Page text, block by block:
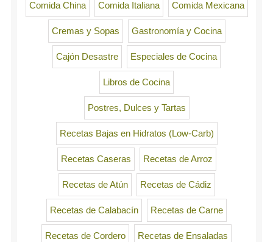
Comida China Comida Italiana Comida Mexicana
Cremas y Sopas Gastronomía y Cocina
Cajón Desastre Especiales de Cocina
Libros de Cocina
Postres, Dulces y Tartas
Recetas Bajas en Hidratos (Low-Carb)
Recetas Caseras Recetas de Arroz
Recetas de Atún Recetas de Cádiz
Recetas de Calabacín Recetas de Carne
Recetas de Cordero Recetas de Ensaladas